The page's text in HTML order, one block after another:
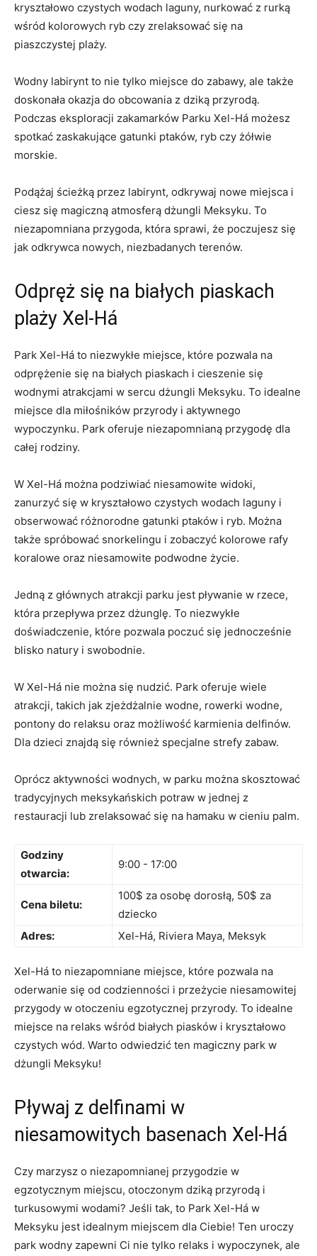
kryształowo czystych wodach laguny, ⁣nurkować‍ z rurką
wśród⁢ kolorowych ryb czy zrelaksować się na
piaszczystej plaży.
Wodny ⁢labirynt to nie ‍tylko⁢ miejsce do ‌zabawy, ale także ​
doskonała okazja do obcowania z dziką przyrodą.
Podczas eksploracji ‌zakamarków‍ Parku Xel-Há możesz
spotkać zaskakujące gatunki ⁤ptaków, ryb czy żółwie
morskie.
Podążaj ścieżką przez labirynt, odkrywaj nowe miejsca i
ciesz się magiczną atmosferą⁤ dżungli Meksyku. To‌
niezapomniana przygoda, ⁢która sprawi, ⁤że poczujesz ​się
jak odkrywca nowych, niezbadanych‍ terenów.
Odpręż⁢ się na białych piaskach
plaży Xel-Há
Park Xel-Há to niezwykłe miejsce, które pozwala na
odprężenie⁤ się na białych piaskach i‍ cieszenie się
wodnymi atrakcjami w sercu⁢ dżungli Meksyku. To idealne
miejsce dla miłośników przyrody i⁢ aktywnego
wypoczynku. Park oferuje niezapomnianą przygodę dla
całej rodziny.
W Xel-Há można podziwiać niesamowite widoki,
⁣zanurzyć się w kryształowo czystych wodach ⁣laguny ‌i
obserwować różnorodne gatunki ptaków i ryb. Można
także ⁤spróbować​ snorkelingu ⁢i zobaczyć kolorowe⁢ rafy
koralowe oraz niesamowite podwodne życie.
Jedną z głównych atrakcji parku ⁣jest⁣ pływanie w rzece,
która przepływa przez dżunglę. To niezwykłe
doświadczenie, które pozwala poczuć ​się jednocześnie
blisko natury i swobodnie.
W Xel-Há nie można się ⁢nudzić. Park⁤ oferuje wiele
atrakcji, takich jak zjeżdżalnie wodne, ‍rowerki wodne,
pontony do relaksu oraz możliwość⁣ karmienia delfinów.
Dla dzieci znajdą ⁢się również specjalne strefy zabaw.
Oprócz aktywności wodnych, ⁣w parku można‌ skosztować
tradycyjnych ⁣meksykańskich ‍potraw w jednej ⁤z
restauracji⁢ lub zrelaksować⁣ się ‍na hamaku w‍ cieniu palm.
Godziny⁢
otwarcia:
9:00 ⁣- 17:00
Cena biletu:
100$ za osobę ‍dorosłą, 50$ za
dziecko
Adres:
Xel-Há, Riviera Maya, Meksyk
Xel-Há to ‌niezapomniane miejsce,‍ które pozwala na
oderwanie się od ‌codzienności i przeżycie niesamowitej
przygody w otoczeniu egzotycznej przyrody. To idealne
miejsce ⁤na ‌relaks wśród białych ⁢piasków i kryształowo
czystych wód. Warto odwiedzić ten magiczny park w
dżungli‍ Meksyku!
Pływaj z delfinami w
⁤niesamowitych basenach Xel-Há
Czy⁤ marzysz o niezapomnianej przygodzie w
egzotycznym ⁣miejscu, ⁤otoczonym dziką‌ przyrodą ⁣i
turkusowymi wodami? ⁢Jeśli tak, to Park‌ Xel-Há w
Meksyku jest idealnym miejscem dla Ciebie! Ten‌ uroczy
park wodny zapewni⁤ Ci‍ nie ⁤tylko relaks​ i wypoczynek, ​ale